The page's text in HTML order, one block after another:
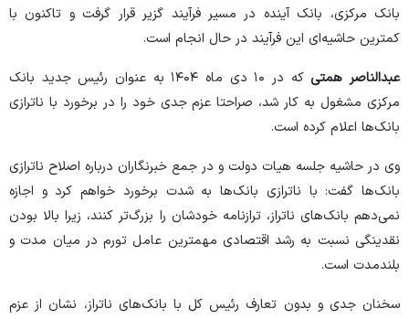
بانک مرکزی، بانک آینده در مسیر فرآیند گزیر قرار گرفت و تاکنون با
کمترین حاشیه‌ای این فرآیند در حال انجام است.
عبدالناصر همتی
که در ۱۰ دی ماه ۱۴۰۴ به عنوان رئیس جدید بانک
مرکزی مشغول به کار شد، صراحتا عزم جدی خود را در برخورد با ناترازی
بانک‌ها اعلام کرده است.
وی در حاشیه جلسه هیات دولت و در جمع خبرنگاران درباره اصلاح ناترازی
بانک‌ها گفت: با ناترازی بانک‌ها به شدت برخورد خواهم کرد و اجازه
نمی‌دهم بانک‌های ناتراز، ترازنامه خودشان را بزرگ‌تر کنند، زیرا بالا بودن
نقدینگی نسبت به رشد اقتصادی مهمترین عامل تورم در میان مدت و
بلندمدت است.
سخنان جدی و بدون تعارف رئیس کل با بانک‌های ناتراز، نشان از عزم